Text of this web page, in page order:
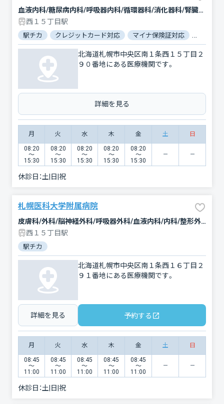
血液内科/糖尿病内科/呼吸器内科/循環器科/消化器科/腎臓内科・外科/人工透析/外科/呼吸器外科/心臓血管外科/整形外科/小児科/産婦人科/眼科/耳鼻咽喉科/皮膚科/泌尿器科/精神科・神経科/リウマチ科/放射線科/臨床検査・病理診断/麻酔科
西１５丁目駅
駅チカ クレジットカード対応 マイナ保険証対応
北海道札幌市中央区南１条西１５丁目２
９０番地にある医療機関です。
詳細を見る
月 火 水 木 金 土 日
08:20
〜
15:30
08:20
〜
15:30
08:20
〜
15:30
08:20
〜
15:30
08:20
〜
15:30
休診日：土|日|祝
札幌医科大学附属病院
皮膚科/外科/脳神経外科/呼吸器外科/血液内科/内科/整形外科/乳腺外科/リハビリテーション/耳鼻咽喉科/歯科口腔外科/精神科・神経科/救急科/神経内科/婦人科/泌尿器科/放射線科/産科/消化器科/小児科/眼科/心臓血管外科/形成外科/麻酔科/循環器科/呼吸器内科
西１５丁目駅
駅チカ
北海道札幌市中央区南１条西１６丁目２
９１番地にある医療機関です。
詳細を見る 予約する
月 火 水 木 金 土 日
08:45
〜
11:00
08:45
〜
11:00
08:45
〜
11:00
08:45
〜
11:00
08:45
〜
11:00
休診日：土|日|祝